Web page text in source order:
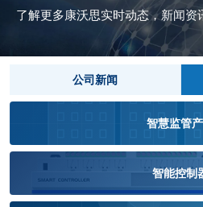
了解更多康沃思实时动态，新闻资
公司新闻
智慧监管
智能控制